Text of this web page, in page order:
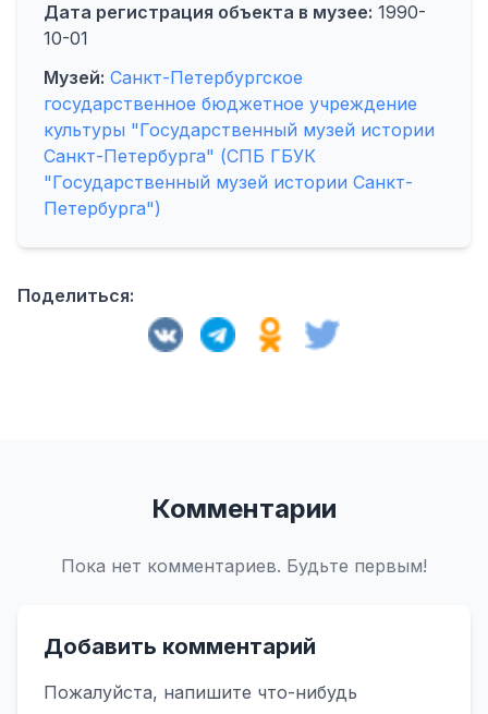
Дата регистрация объекта в музее: 1990-
10-01
Музей: Санкт-Петербургское
государственное бюджетное учреждение
культуры "Государственный музей истории
Санкт-Петербурга" (СПБ ГБУК
"Государственный музей истории Санкт-
Петербурга")
Поделиться:
Комментарии
Пока нет комментариев. Будьте первым!
Добавить комментарий
Пожалуйста, напишите что-нибудь